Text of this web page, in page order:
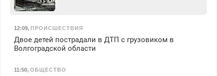
12:09, ПРОИСШЕСТВИЯ
Двое детей пострадали в ДТП с грузовиком в
Волгоградской области
11:50, ОБЩЕСТВО